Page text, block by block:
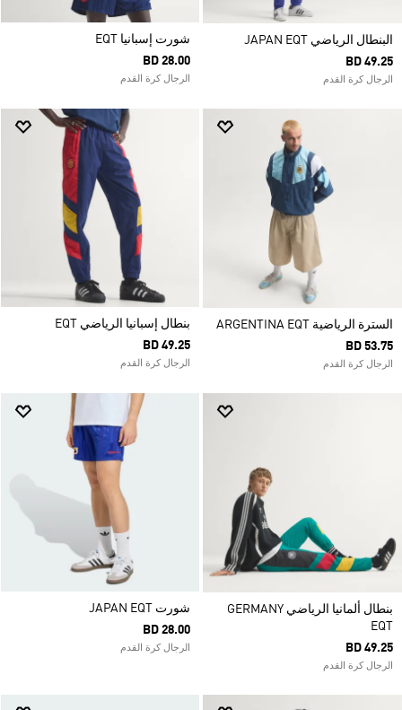
البنطال الرياضي JAPAN EQT
BD 49.25
الرجال كرة القدم
شورت إسبانيا EQT
BD 28.00
الرجال كرة القدم
السترة الرياضية ARGENTINA EQT
BD 53.75
الرجال كرة القدم
بنطال إسبانيا الرياضي EQT
BD 49.25
الرجال كرة القدم
بنطال ألمانيا الرياضي GERMANY
EQT
BD 49.25
الرجال كرة القدم
شورت JAPAN EQT
BD 28.00
الرجال كرة القدم